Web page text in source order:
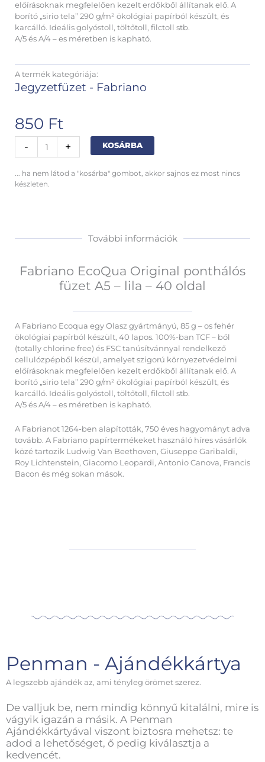
előírásoknak megfelelően kezelt erdőkből állítanak elő. A
borító „sirio tela” 290 g/m² ökológiai papírból készült, és
karcálló. Ideális golyóstoll, töltőtoll, filctoll stb.
A/5 és A/4 – es méretben is kapható.
A termék kategóriája:
Jegyzetfüzet - Fabriano
850 Ft
-
ponthálós
füzet
mennyiség
+ KOSÁRBA
... ha nem látod a "kosárba" gombot, akkor sajnos ez most nincs
készleten.
További információk
Fabriano EcoQua Original ponthálós
füzet A5 – lila – 40 oldal
A Fabriano Ecoqua egy Olasz gyártmányú, 85 g – os fehér
ökológiai papírból készült, 40 lapos. 100%-ban TCF – ből
(totally chlorine free) és FSC tanúsítvánnyal rendelkező
cellulózpépből készül, amelyet szigorú környezetvédelmi
előírásoknak megfelelően kezelt erdőkből állítanak elő. A
borító „sirio tela” 290 g/m² ökológiai papírból készült, és
karcálló. Ideális golyóstoll, töltőtoll, filctoll stb.
A/5 és A/4 – es méretben is kapható.
A Fabrianot 1264-ben alapították, 750 éves hagyományt adva
tovább. A Fabriano papírtermékeket használó híres vásárlók
közé tartozik Ludwig Van Beethoven, Giuseppe Garibaldi,
Roy Lichtenstein, Giacomo Leopardi, Antonio Canova, Francis
Bacon és még sokan mások.
Penman - Ajándékkártya
A legszebb ajándék az, ami tényleg örömet szerez.
De valljuk be, nem mindig könnyű kitalálni, mire is
vágyik igazán a másik. A Penman
Ajándékkártyával viszont biztosra mehetsz: te
adod a lehetőséget, ő pedig kiválasztja a
kedvencét.